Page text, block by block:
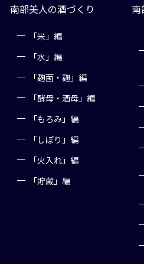
南部美人の酒づくり
「米」編
「水」編
「麹菌・麹」編
「酵母・酒母」編
「もろみ」編
「しぼり」編
「火入れ」編
「貯蔵」編
南